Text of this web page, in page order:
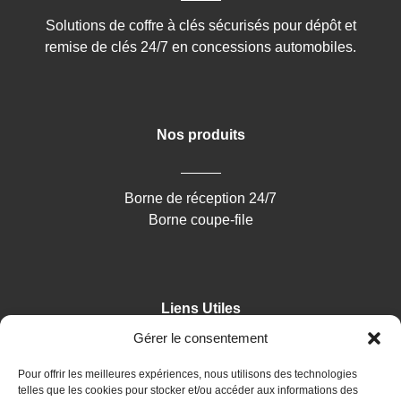
Gérer le consentement
Pour offrir les meilleures expériences, nous utilisons des technologies
telles que les cookies pour stocker et/ou accéder aux informations des
Solutions de coffre à clés sécurisés pour dépôt et
remise de clés 24/7 en concessions automobiles.
Nos produits
Borne de réception 24/7
Borne coupe-file
Liens Utiles
Accueil
Contact